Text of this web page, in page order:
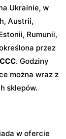
Ukrainie, w
Austrii,
Rumunii,
przez
CCC. Godziny
można wraz z
sklepów.
w ofercie